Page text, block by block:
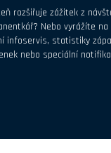
rozšiřuje zážitek z
Nebo vyrážíte
infoservis, statistiky
nebo speciální